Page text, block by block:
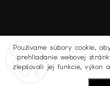
Používame súbory cookie,
prehliadanie webovej
zlepšovali jej funkcie, výkon
Sledovať na Instagrame